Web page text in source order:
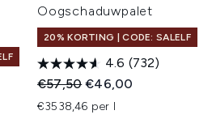
Oogschaduwpalet
20% KORTING | CODE: SALELF
4.6 (732)
Recommended Retail Price:
€57,50Huidige prijs:
€46,00
€3538,46 per l